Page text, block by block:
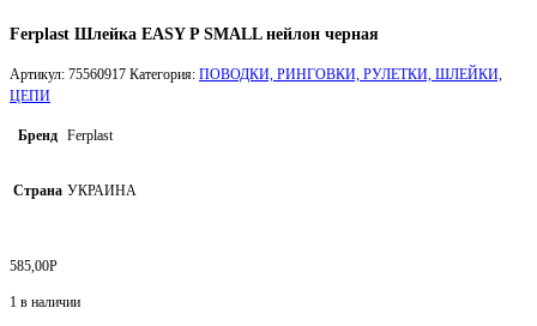
Ferplast Шлейка EASY P SMALL нейлон черная
Артикул: 75560917 Категория: ПОВОДКИ, РИНГОВКИ, РУЛЕТКИ, ШЛЕЙКИ,
ЦЕПИ
Бренд Ferplast
Страна УКРАИНА
585,00Р
1 в наличии